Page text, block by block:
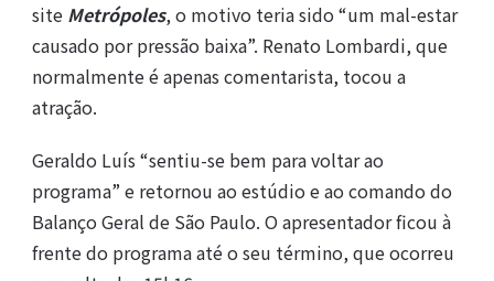
site Metrópoles, o motivo teria sido “um mal-estar
causado por pressão baixa”. Renato Lombardi, que
normalmente é apenas comentarista, tocou a
atração.
Geraldo Luís “sentiu-se bem para voltar ao
programa” e retornou ao estúdio e ao comando do
Balanço Geral de São Paulo. O apresentador ficou à
frente do programa até o seu término, que ocorreu